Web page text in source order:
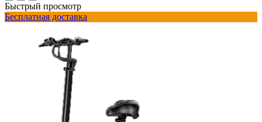
Быстрый просмотр
Бесплатная доставка